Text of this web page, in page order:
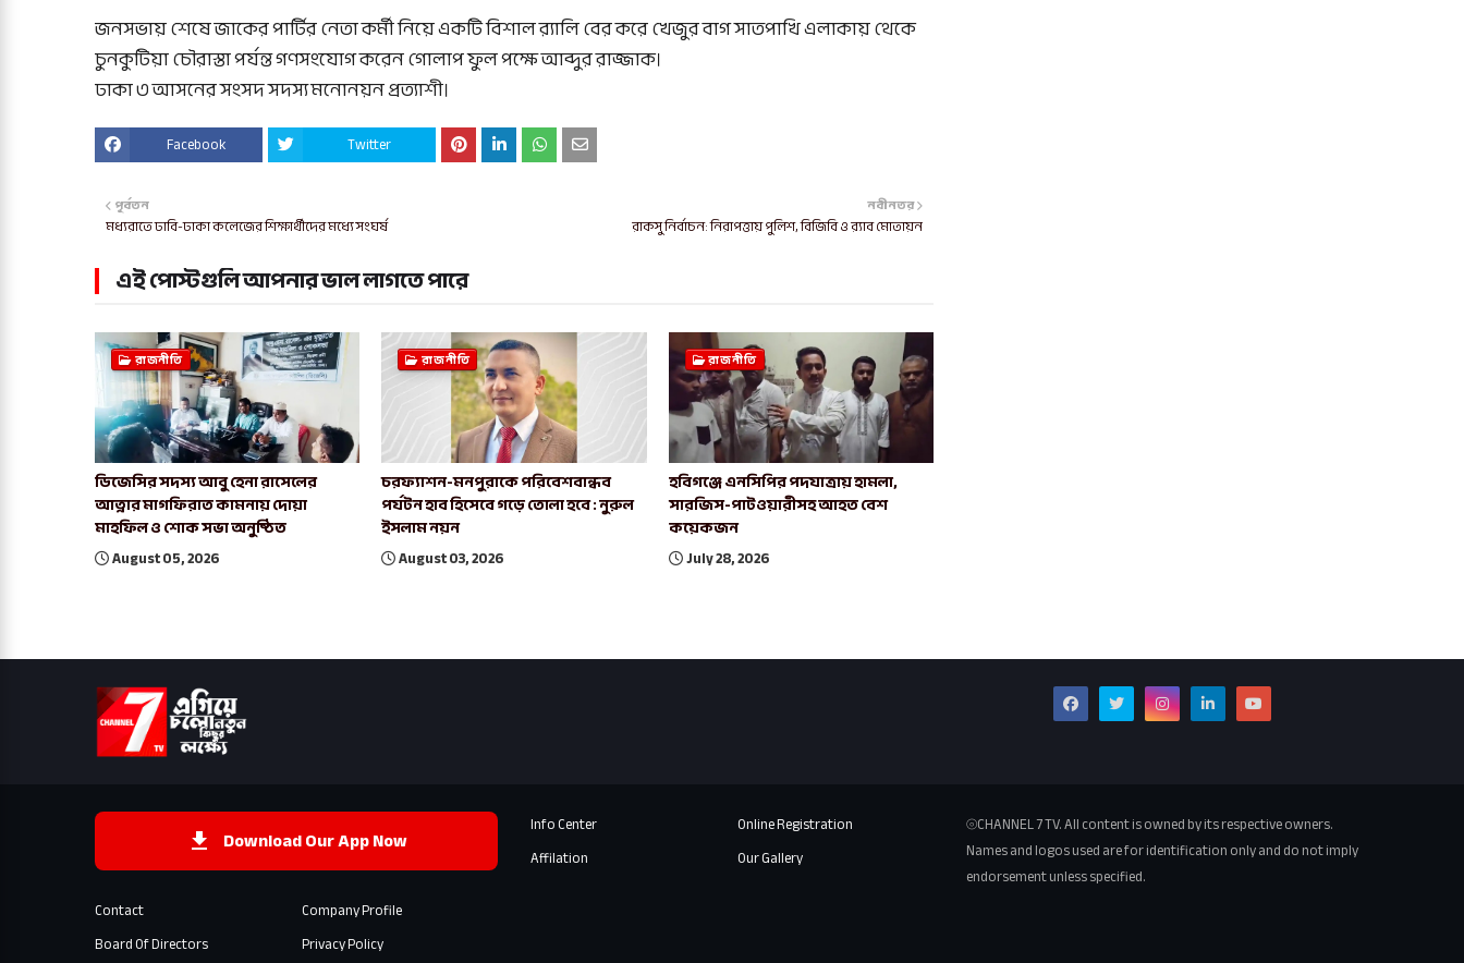
জনসভায় শেষে জাকের পার্টির নেতা কর্মী নিয়ে একটি বিশাল র‌্যালি বের করে খেজুর বাগ সাতপাখি এলাকায় থেকে
চুনকুটিয়া চৌরাস্তা পর্যন্ত গণসংযোগ করেন গোলাপ ফুল পক্ষে আব্দুর রাজ্জাক।
ঢাকা ৩ আসনের সংসদ সদস্য মনোনয়ন প্রত্যাশী।
Facebook Twitter
নবীনতর
রাকসু নির্বাচন: নিরাপত্তায় পুলিশ, বিজিবি ও র‍্যাব মোতায়ন
পূর্বতন
মধ্যরাতে ঢাবি-ঢাকা কলেজের শিক্ষার্থীদের মধ্যে সংঘর্ষ
এই পোস্টগুলি আপনার ভাল লাগতে পারে
রাজনীতি
ডিজেসির সদস্য আবু হেনা রাসেলের
আত্নার মাগফিরাত কামনায় দোয়া
মাহফিল ও শোক সভা অনুষ্ঠিত
August 05, 2026
রাজনীতি
চরফ্যাশন-মনপুরাকে পরিবেশবান্ধব
পর্যটন হাব হিসেবে গড়ে তোলা হবে : নুরুল
ইসলাম নয়ন
August 03, 2026
রাজনীতি
হবিগঞ্জে এনসিপির পদযাত্রায় হামলা,
সারজিস-পাটওয়ারীসহ আহত বেশ
কয়েকজন
July 28, 2026
Download Our App Now
Contact
Company Profile
Board Of Directors
Privacy Policy
Info Center
Online Registration
Affilation
Our Gallery
⦾CHANNEL 7 TV. All content is owned by its respective owners.
Names and logos used are for identification only and do not imply
endorsement unless specified.